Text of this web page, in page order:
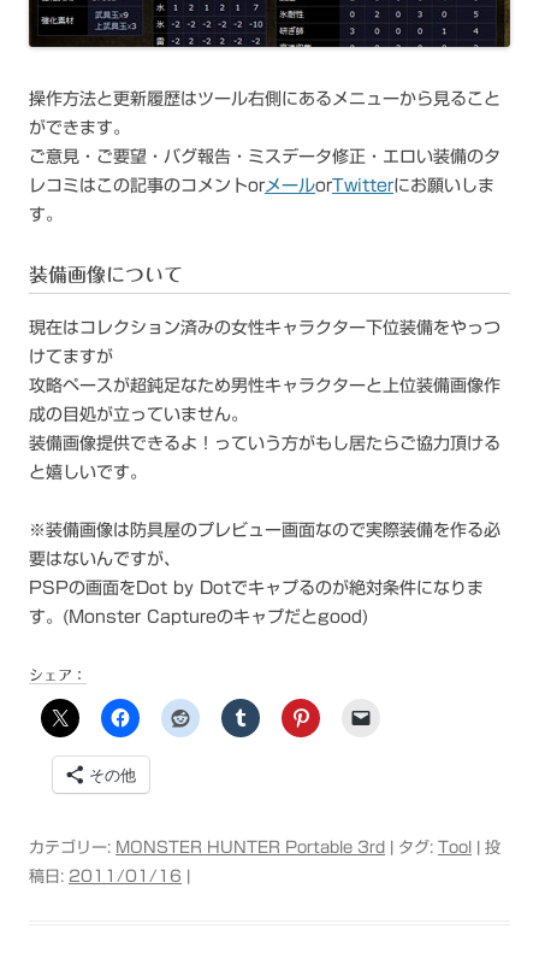
操作方法と更新履歴はツール右側にあるメニューから見ること
ができます。
ご意見・ご要望・バグ報告・ミスデータ修正・エロい装備のタ
レコミはこの記事のコメントorメールorTwitterにお願いしま
す。
装備画像について
現在はコレクション済みの女性キャラクター下位装備をやっつ
けてますが
攻略ペースが超鈍足なため男性キャラクターと上位装備画像作
成の目処が立っていません。
装備画像提供できるよ！っていう方がもし居たらご協力頂ける
と嬉しいです。
※装備画像は防具屋のプレビュー画面なので実際装備を作る必
要はないんですが、
PSPの画面をDot by Dotでキャプるのが絶対条件になりま
す。(Monster Captureのキャプだとgood)
シェア：
その他
カテゴリー: MONSTER HUNTER Portable 3rd | タグ: Tool
| 投
稿日: 2011/01/16